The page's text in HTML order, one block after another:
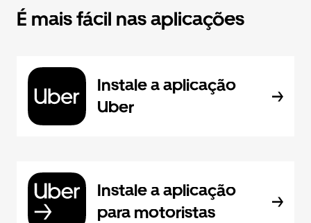
É mais fácil nas aplicações
Instale a aplicação
Uber
Instale a aplicação
para motoristas